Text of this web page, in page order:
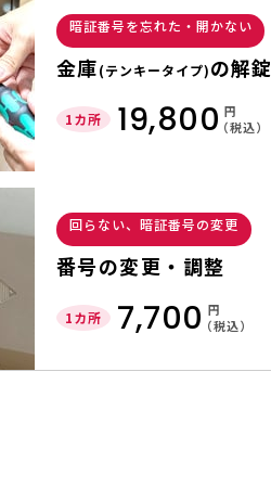
暗証番号を忘れた・開かない
金庫(テンキータイプ)の解錠
1カ所 19,800 円
（税込）
回らない、暗証番号の変更
番号の変更・調整
1カ所 7,700 円
（税込）